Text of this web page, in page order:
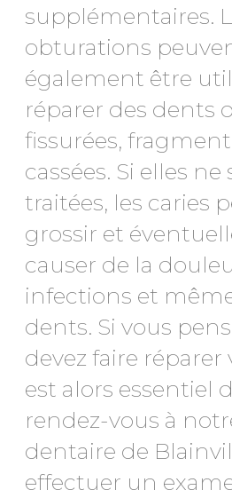
supplémentaires.
obturations
également être
réparer des dents
fissurées,
cassées. Si elles
traitées, les caries
grossir et
causer de la
infections et
dents. Si vous
devez faire réparer
est alors essentiel
rendez-vous à
dentaire de
effectuer un